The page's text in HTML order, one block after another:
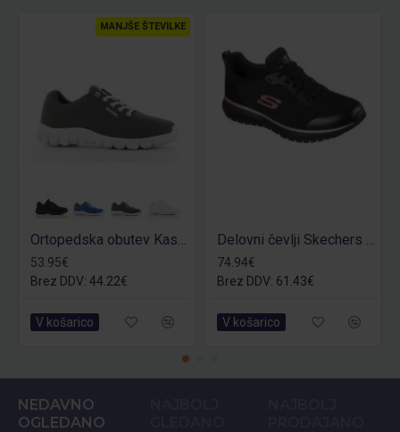
MANJŠE ŠTEVILKE
Ortopedska obutev Kassie O1
53.95€
Brez DDV: 44.22€
V košarico
Delovni čevlji Skechers Squad OB
74.94€
Brez DDV: 61.43€
V košarico
NEDAVNO
OGLEDANO